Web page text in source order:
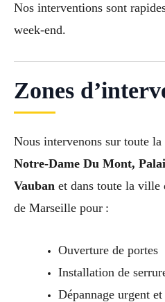
Nos interventions sont
week-end.
Zones
Nous intervenons sur toute la
Notre-Dame Du Mont,
Vauban et dans toute la ville
de Marseille pour :
Ouverture de portes
Installation de
Dépannage urgent et